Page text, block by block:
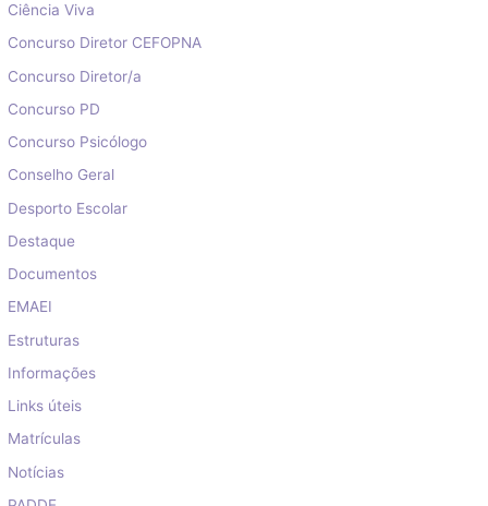
Ciência Viva
Concurso Diretor CEFOPNA
Concurso Diretor/a
Concurso PD
Concurso Psicólogo
Conselho Geral
Desporto Escolar
Destaque
Documentos
EMAEI
Estruturas
Informações
Links úteis
Matrículas
Notícias